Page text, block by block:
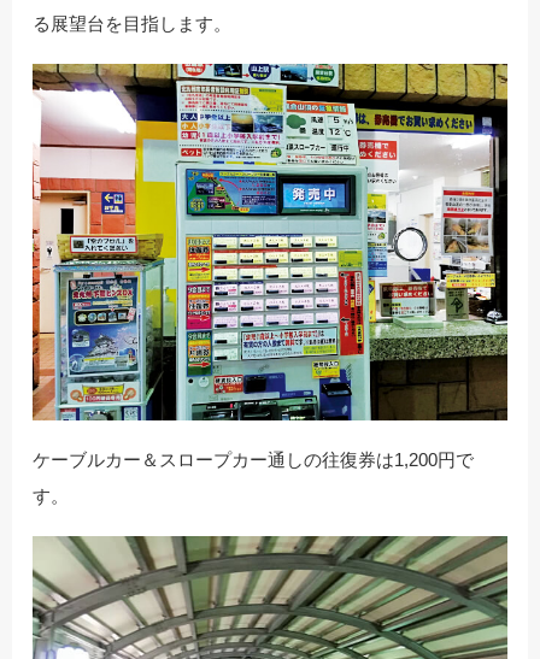
る展望台を目指します。
ケーブルカー＆スロープカー通しの往復券は1,200円で
す。